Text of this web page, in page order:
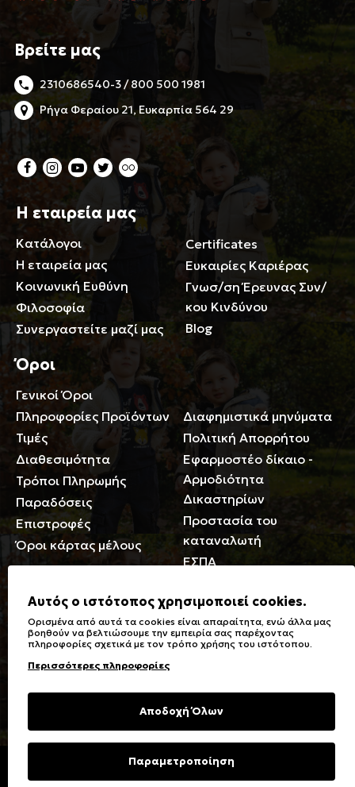
Βρείτε μας
2310686540-3 / 800 500 1981
Ρήγα Φεραίου 21, Ευκαρπία 564 29
Η εταιρεία μας
Κατάλογοι
Η εταιρεία μας
Κοινωνική Ευθύνη
Φιλοσοφία
Συνεργαστείτε μαζί μας
Certificates
Ευκαιρίες Καριέρας
Γνωσ/ση Έρευνας Συν/
κου Κινδύνου
Blog
Όροι
Γενικοί Όροι
Πληροφορίες Προϊόντων
Τιμές
Διαθεσιμότητα
Τρόποι Πληρωμής
Παραδόσεις
Επιστροφές
Όροι κάρτας μέλους
Περιορισμοί ευθύνης
Διαφημιστικά μηνύματα
Πολιτική Απορρήτου
Εφαρμοστέο δίκαιο -
Αρμοδιότητα
Δικαστηρίων
Προστασία του
καταναλωτή
ΕΣΠΑ
Γενικά
Καταστήματα
Ειδικές Εκπτώσεις ΑμΕΑ
Δωροκάρτες
Συχνές Ερωτήσεις
Φροντίδα Ρούχων
Σύμβολα πλύσης,
σιδερώματος
υφασμάτων
Επικοινωνία
Copyright © 2023 Energiers.gr
Αυτός ο ιστότοπος χρησιμοποιεί cookies.
Ορισμένα από αυτά τα cookies είναι απαραίτητα, ενώ άλλα μας
βοηθούν να βελτιώσουμε την εμπειρία σας παρέχοντας
πληροφορίες σχετικά με τον τρόπο χρήσης του ιστότοπου.
Περισσότερες πληροφορίες
Αποδοχή Όλων
Παραμετροποίηση